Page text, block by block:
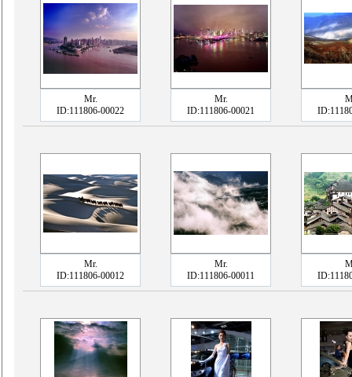
Mr.
ID:111806-00022
Mr.
ID:111806-00021
Mr.
ID:111806-00012
Mr.
ID:111806-00011